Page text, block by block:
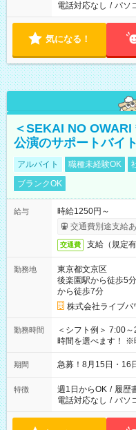
電話対応なし / パソ
気になる！
＜SEKAI NO
公演のサポートバイト
アルバイト 職種未経験OK
ブランクOK
給与
時給1250円～
交通費別途支給
交通費 支給（規定有
勤務地
東京都文京区
後楽園駅から徒歩5分
から徒歩7分
株式会社ライブパ
勤務時間
＜シフト例＞ 7:00～23:00
時間を選べます！ ※
期間 急募！8月15日・16
特徴 週1日からOK / 履歴
電話対応なし / パソ